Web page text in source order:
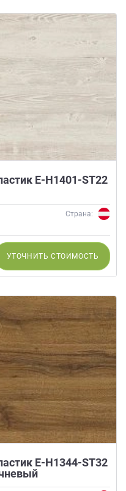
E-H1401-ST22
Страна:
УТОЧНИТЬ СТОИМОСТЬ
E-H1344-ST32